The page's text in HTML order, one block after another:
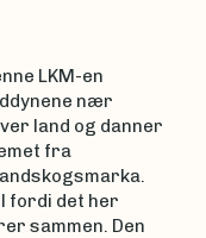
LKM-en
nær
land og danner
fra
fordi det her
sammen. Den